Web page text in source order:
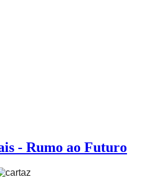
- Rumo ao Futuro